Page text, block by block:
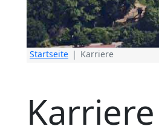
Startseite Karriere
Karriere